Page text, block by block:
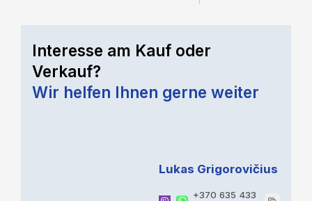
Interesse am Kauf oder
Verkauf?
Wir helfen Ihnen gerne weiter
Lukas Grigorovičius
+370 635 433